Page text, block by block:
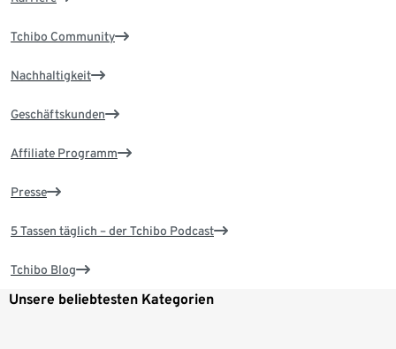
Tchibo Community
Nachhaltigkeit
Geschäftskunden
Affiliate Programm
Presse
5 Tassen täglich – der Tchibo Podcast
Tchibo Blog
Unsere beliebtesten Kategorien